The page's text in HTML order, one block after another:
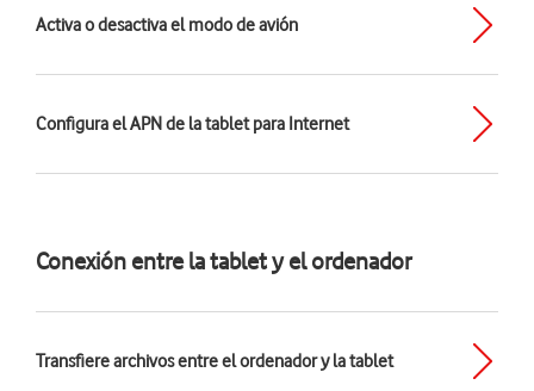
Activa o desactiva el modo de avión
Configura el APN de la tablet para Internet
Conexión entre la tablet y el ordenador
Transfiere archivos entre el ordenador y la tablet